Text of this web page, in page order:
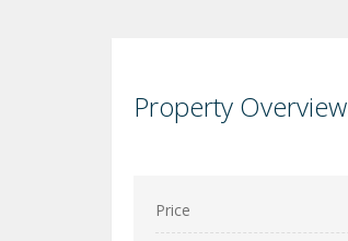
Property Overview
Price